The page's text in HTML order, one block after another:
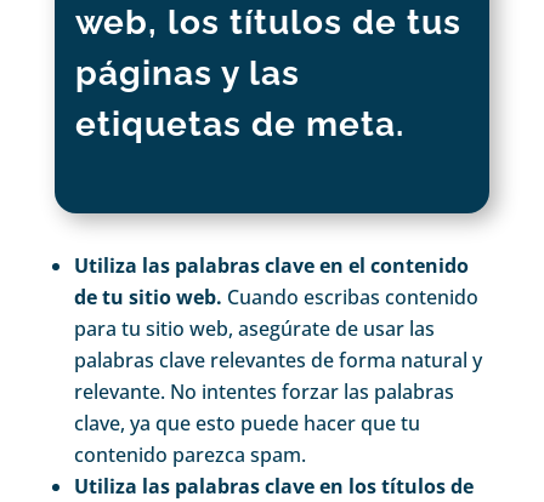
web, los títulos de tus
páginas y las
etiquetas de meta.
Utiliza las palabras clave en el contenido
de tu sitio web. Cuando escribas contenido
para tu sitio web, asegúrate de usar las
palabras clave relevantes de forma natural y
relevante. No intentes forzar las palabras
clave, ya que esto puede hacer que tu
contenido parezca spam.
Utiliza las palabras clave en los títulos de